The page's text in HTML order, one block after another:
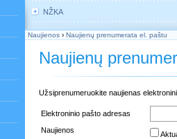
NŽKA
Naujienos › Naujienų prenumerata el. paštu
Naujienų
Užsiprenumeruokite naujienas
Elektroninio pašto adresas
Naujienos